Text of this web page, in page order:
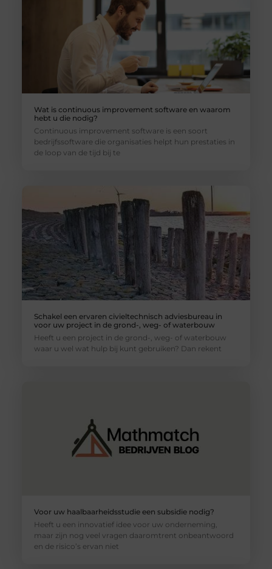
Wat is continuous improvement software en waarom
hebt u die nodig?
Continuous improvement software is een soort
bedrijfssoftware die organisaties helpt hun prestaties in
de loop van de tijd bij te
Schakel een ervaren civieltechnisch adviesbureau in
voor uw project in de grond-, weg- of waterbouw
Heeft u een project in de grond-, weg- of waterbouw
waar u wel wat hulp bij kunt gebruiken? Dan rekent
Voor uw haalbaarheidsstudie een subsidie nodig?
Heeft u een innovatief idee voor uw onderneming,
maar zijn nog veel vragen daaromtrent onbeantwoord
en de risico’s ervan niet